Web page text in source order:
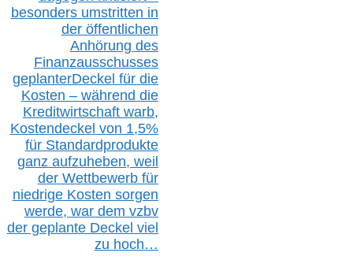
besonders umstritten in
der öffentlichen
Anhörung des
Finanzausschusses
geplanterDeckel für die
Kosten – während die
Kreditwirtschaft warb,
Kostendeckel von 1,5%
für Standardprodukte
ganz aufzuheben, weil
der Wettbewerb für
niedrige Kosten sorgen
werde, war dem vzbv
der geplante Deckel viel
zu hoch…